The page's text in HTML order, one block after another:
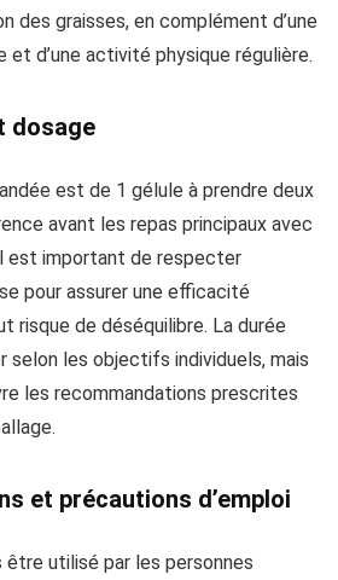
des graisses, en complément d’une
et d’une activité physique régulière.
dosage
est de 1 gélule à prendre deux
avant les repas principaux avec
est important de respecter
pour assurer une efficacité
risque de déséquilibre. La durée
selon les objectifs individuels, mais
les recommandations prescrites
et précautions d’emploi
utilisé par les personnes